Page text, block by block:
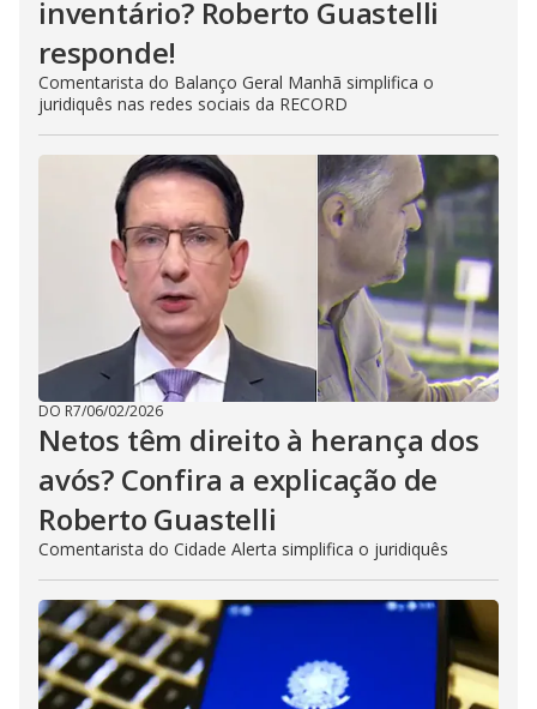
inventário? Roberto Guastelli
responde!
Comentarista do Balanço Geral Manhã simplifica o
juridiquês nas redes sociais da RECORD
DO R7/06/02/2026
Netos têm direito à herança dos
avós? Confira a explicação de
Roberto Guastelli
Comentarista do Cidade Alerta simplifica o juridiquês